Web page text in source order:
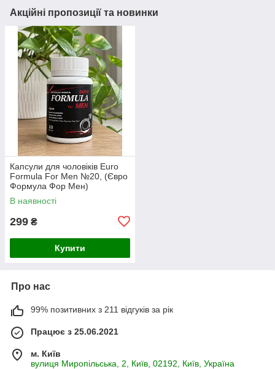
Акційні пропозиції та новинки
Капсули для чоловіків Euro
Formula For Men №20, (Євро
Формула Фор Мен)
В наявності
299 ₴
Купити
Про нас
99% позитивних з 211 відгуків за рік
Працює з 25.06.2021
м. Київ
вулиця Миропільська, 2, Київ, 02192, Київ, Україна